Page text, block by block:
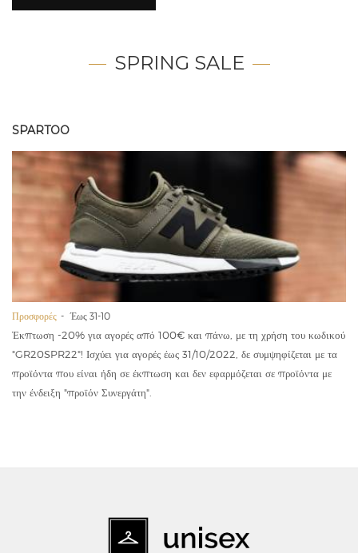
SPRING SALE
SPARTOO
Προσφορές Έως 31-10
Έκπτωση -20% για αγορές από 100€ και πάνω, με τη χρήση του κωδικού
"GR20SPR22"! Ισχύει για αγορές έως 31/10/2022, δε συμψηφίζεται με τα
προϊόντα που είναι ήδη σε έκπτωση και δεν εφαρμόζεται σε προϊόντα με
την ένδειξη "προϊόν Συνεργάτη".